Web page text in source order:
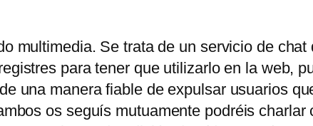
multimedia. Se trata de un servicio de chat
para tener que utilizarlo en la web,
una manera fiable de expulsar usuarios
os seguís mutuamente podréis charlar